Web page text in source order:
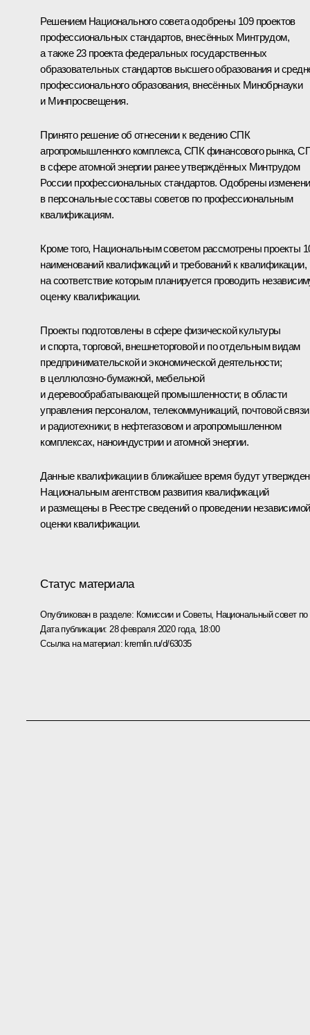
Решением Национального совета одобрены 109 проектов
профессиональных стандартов, внесённых Минтрудом,
а также 23 проекта федеральных государственных
образовательных стандартов высшего образования и
профессионального образования, внесённых Минобрнауки
и Минпросвещения.
Принято решение об отнесении к ведению СПК
агропромышленного комплекса, СПК финансового рынка,
в сфере атомной энергии ранее утверждённых Минтрудом
России профессиональных стандартов. Одобрены
в персональные составы советов по профессиональным
квалификациям.
Кроме того, Национальным советом рассмотрены проекты
наименований квалификаций и требований к квалификации,
на соответствие которым планируется проводить
оценку квалификации.
Проекты подготовлены в сфере физической культуры
и спорта, торговой, внешнеторговой и по отдельным видам
предпринимательской и экономической деятельности;
в целлюлозно-бумажной, мебельной
и деревообрабатывающей промышленности; в области
управления персоналом, телекоммуникаций, почтовой связи
и радиотехники; в нефтегазовом и агропромышленном
комплексах, наноиндустрии и атомной энергии.
Данные квалификации в ближайшее время будут
Национальным агентством развития квалификаций
и размещены в Реестре сведений о проведении независимой
оценки квалификации.
Статус материала
Опубликован в разделе: Комиссии и Советы, Национальный совет
Дата публикации: 28 февраля 2020 года, 18:00
Ссылка на материал: kremlin.ru/d/63035